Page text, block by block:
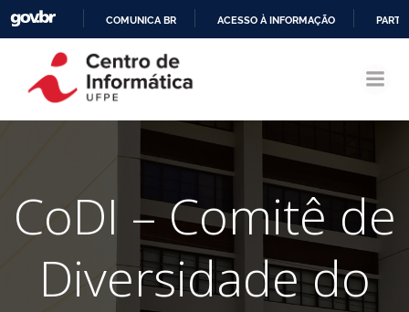
CONTEÚDO
COMUNICA BR ACESSO À INFORMAÇÃO
CoDI – Comitê de
Diversidade do